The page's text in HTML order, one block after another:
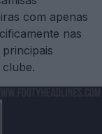
com apenas
nas